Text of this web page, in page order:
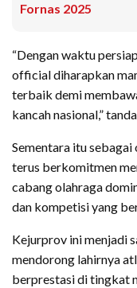
Fornas 2025
“Dengan waktu
official diharapkan
terbaik demi
kancah nasional,”
Sementara itu
terus berkomitmen
cabang olahraga
dan kompetisi yang
Kejurprov ini menjadi
mendorong lahirnya
berprestasi di tingkat